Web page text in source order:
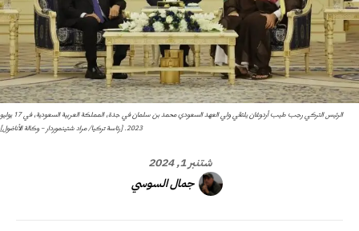
الرئيس التركي رجب طيب أردوغان يلتقي ولي العهد السعودي محمد بن سلمان في جدة، المملكة العربية السعودية، في 17 يوليو
2023. [رئاسة تركيا/ مراد شتينموردار – وكالة الأناضول]
شتنبر 1, 2024
جمال السوسي